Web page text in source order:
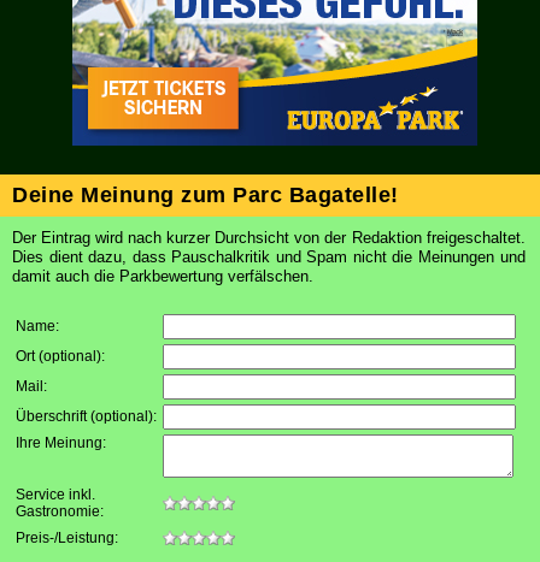
Deine Meinung zum Parc Bagatelle!
Der Eintrag wird nach kurzer Durchsicht von der Redaktion freigeschaltet.
Dies dient dazu, dass Pauschalkritik und Spam nicht die Meinungen und
damit auch die Parkbewertung verfälschen.
Name:
Ort (optional):
Mail :
Überschrift (optional):
Ihre Meinung:
Service inkl.
Gastronomie:
Preis-/Leistung: